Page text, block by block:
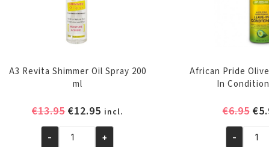
A3 Revita Shimmer Oil Spray 200
ml
€13.95Oorspronkelijke
was:
€12.95 Huidige
prijs
is:
incl.
A3 - +
African Pride
In
€6.95
was:
€
African
-